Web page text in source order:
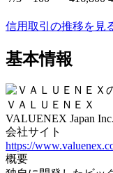
信用取引の推移を見
基本情報
ＶＡＬＵＥＮＥＸ
VALUENEX Japan Inc.
会社サイト
https://
概要